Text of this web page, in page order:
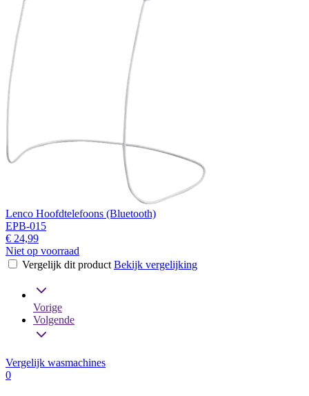
Lenco Hoofdtelefoons (Bluetooth)
EPB-015
€ 24,99
Niet op voorraad
Vergelijk dit product Bekijk vergelijking
Vorige
Volgende
Vergelijk wasmachines
0